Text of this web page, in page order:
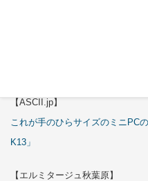
【ASCII.jp】
これが手のひらサイズのミニPC
K13」
【エルミタージュ秋葉原】